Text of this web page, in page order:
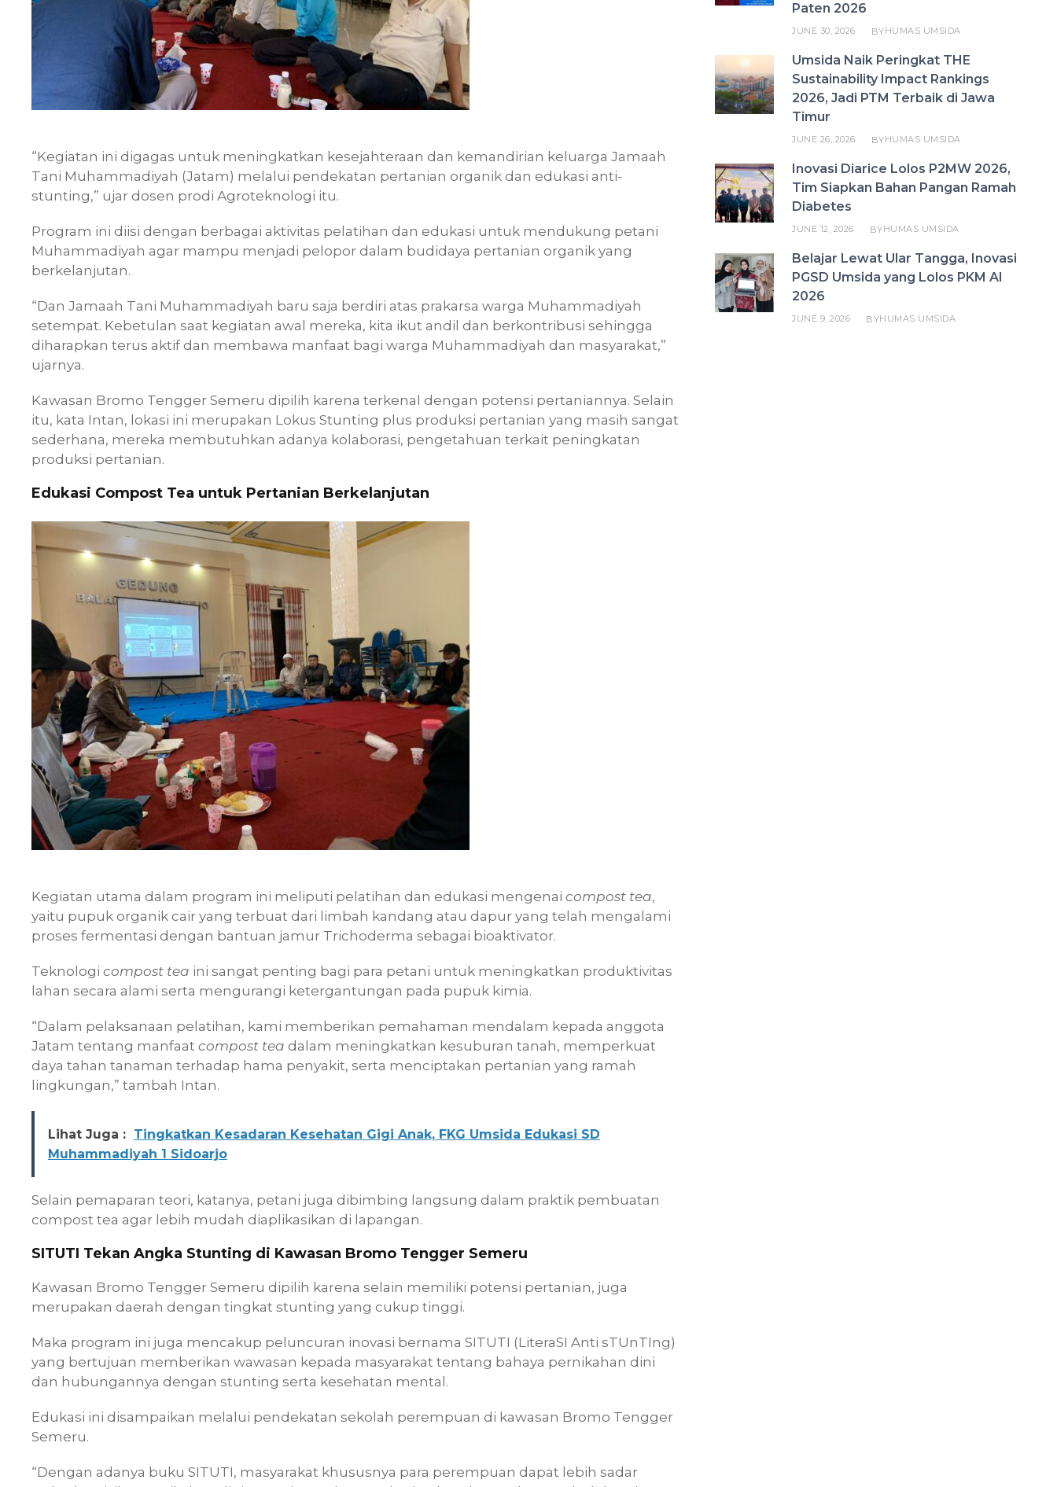
“Kegiatan ini digagas untuk meningkatkan kesejahteraan dan kemandirian keluarga Jamaah
Tani Muhammadiyah (Jatam) melalui pendekatan pertanian organik dan edukasi anti-
stunting,” ujar dosen prodi Agroteknologi itu.
Program ini diisi dengan berbagai aktivitas pelatihan dan edukasi untuk mendukung petani
Muhammadiyah agar mampu menjadi pelopor dalam budidaya pertanian organik yang
berkelanjutan.
“Dan Jamaah Tani Muhammadiyah baru saja berdiri atas prakarsa warga Muhammadiyah
setempat. Kebetulan saat kegiatan awal mereka, kita ikut andil dan berkontribusi sehingga
diharapkan terus aktif dan membawa manfaat bagi warga Muhammadiyah dan masyarakat,”
ujarnya.
Kawasan Bromo Tengger Semeru dipilih karena terkenal dengan potensi pertaniannya. Selain
itu, kata Intan, lokasi ini merupakan Lokus Stunting plus produksi pertanian yang masih sangat
sederhana, mereka membutuhkan adanya kolaborasi, pengetahuan terkait peningkatan
produksi pertanian.
Edukasi Compost Tea untuk Pertanian Berkelanjutan
Kegiatan utama dalam program ini meliputi pelatihan dan edukasi mengenai compost tea,
yaitu pupuk organik cair yang terbuat dari limbah kandang atau dapur yang telah mengalami
proses fermentasi dengan bantuan jamur Trichoderma sebagai bioaktivator.
Teknologi compost tea ini sangat penting bagi para petani untuk meningkatkan produktivitas
lahan secara alami serta mengurangi ketergantungan pada pupuk kimia.
“Dalam pelaksanaan pelatihan, kami memberikan pemahaman mendalam kepada anggota
Jatam tentang manfaat compost tea dalam meningkatkan kesuburan tanah, memperkuat
daya tahan tanaman terhadap hama penyakit, serta menciptakan pertanian yang ramah
lingkungan,” tambah Intan.
Lihat Juga : Tingkatkan Kesadaran Kesehatan Gigi Anak, FKG Umsida Edukasi SD
Muhammadiyah 1 Sidoarjo
Selain pemaparan teori, katanya, petani juga dibimbing langsung dalam praktik pembuatan
compost tea agar lebih mudah diaplikasikan di lapangan.
SITUTI Tekan Angka Stunting di Kawasan Bromo Tengger Semeru
Kawasan Bromo Tengger Semeru dipilih karena selain memiliki potensi pertanian, juga
merupakan daerah dengan tingkat stunting yang cukup tinggi.
Maka program ini juga mencakup peluncuran inovasi bernama SITUTI (LiteraSI Anti sTUnTIng)
yang bertujuan memberikan wawasan kepada masyarakat tentang bahaya pernikahan dini
dan hubungannya dengan stunting serta kesehatan mental.
Edukasi ini disampaikan melalui pendekatan sekolah perempuan di kawasan Bromo Tengger
Semeru.
“Dengan adanya buku SITUTI, masyarakat khususnya para perempuan dapat lebih sadar
Paten 2026
JUNE 30, 2026 BYHUMAS UMSIDA
Umsida Naik Peringkat THE
Sustainability Impact Rankings
2026, Jadi PTM Terbaik di Jawa
Timur
JUNE 26, 2026 BYHUMAS UMSIDA
Inovasi Diarice Lolos P2MW 2026,
Tim Siapkan Bahan Pangan Ramah
Diabetes
JUNE 12, 2026 BYHUMAS UMSIDA
Belajar Lewat Ular Tangga, Inovasi
PGSD Umsida yang Lolos PKM AI
2026
JUNE 9, 2026 BYHUMAS UMSIDA